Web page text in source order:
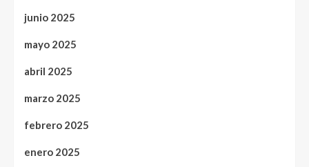
junio 2025
mayo 2025
abril 2025
marzo 2025
febrero 2025
enero 2025